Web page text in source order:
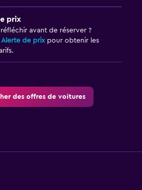
prix
avant de réserver ?
Alerte de prixpour obtenir les
des offres de voitures